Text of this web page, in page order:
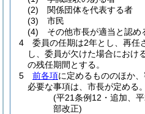
(2)
関係団体を代表する者
(3)
市民
(4)
その他市長が適当と認め
4
委員の任期は2年とし、再任
し、委員が欠けた場合におけ
の残任期間とする。
5
前各項に定めるもののほか
必要な事項は、市長が定める。
(平21条例12・追加、
部改正)